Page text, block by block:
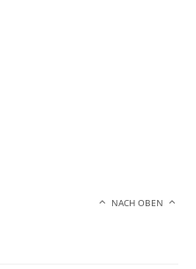
NACH OBEN